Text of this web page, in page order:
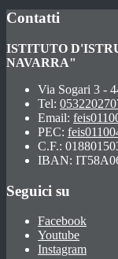
Contatti
ISTITUTO
NAVARRA"
Via Sogari 3 -
Tel:
Email:
PEC:
C.F.:
IBAN:
Seguici su
Facebook
Youtube
Instagram